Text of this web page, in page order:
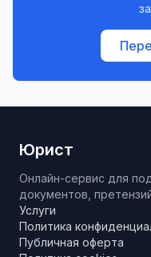
Юрист
Онлайн-сервис для
документов,
Услуги
Политика
Публичная оферта